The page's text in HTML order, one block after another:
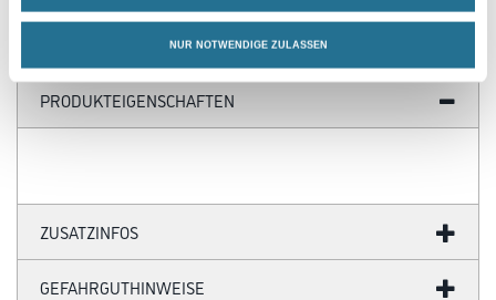
NUR NOTWENDIGE ZULASSEN
PRODUKTEIGENSCHAFTEN
ZUSATZINFOS
GEFAHRGUTHINWEISE